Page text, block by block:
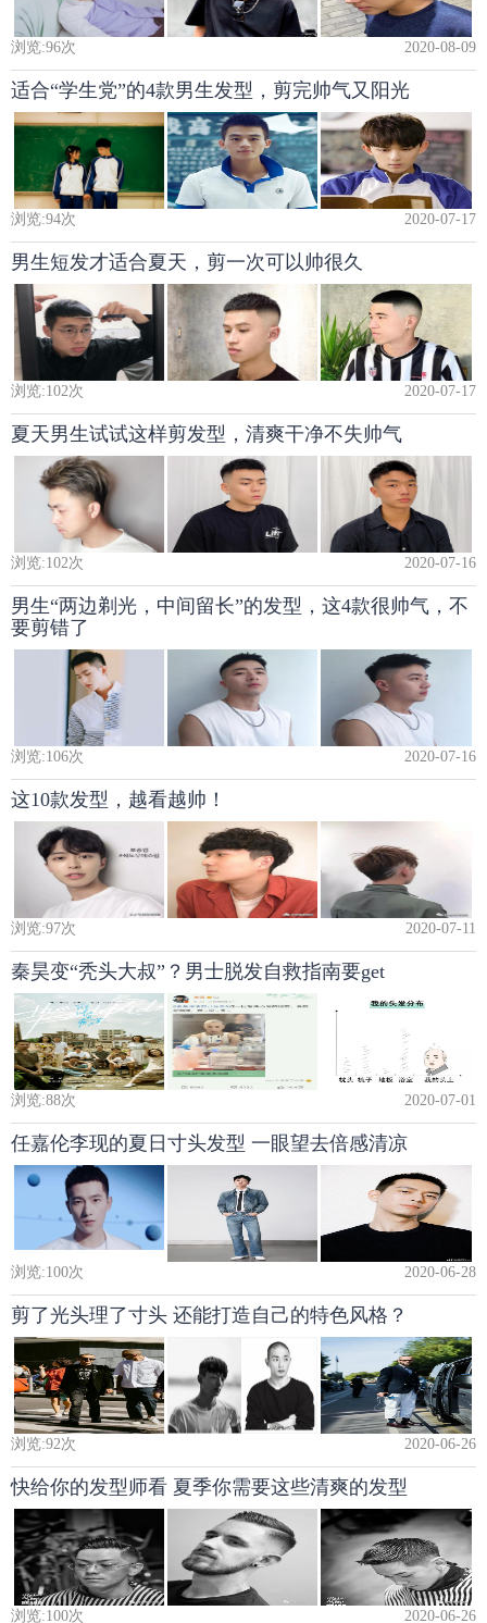
浏览:96次 2020-08-09
适合“学生党”的4款男生发型，剪完帅气又阳光
浏览:94次 2020-07-17
男生短发才适合夏天，剪一次可以帅很久
浏览:102次 2020-07-17
夏天男生试试这样剪发型，清爽干净不失帅气
浏览:102次 2020-07-16
男生“两边剃光，中间留长”的发型，这4款很帅气，不
要剪错了
浏览:106次 2020-07-16
这10款发型，越看越帅！
浏览:97次 2020-07-11
秦昊变“秃头大叔”？男士脱发自救指南要get
浏览:88次 2020-07-01
任嘉伦李现的夏日寸头发型 一眼望去倍感清凉
浏览:100次 2020-06-28
剪了光头理了寸头 还能打造自己的特色风格？
浏览:92次 2020-06-26
快给你的发型师看 夏季你需要这些清爽的发型
浏览:100次 2020-06-26